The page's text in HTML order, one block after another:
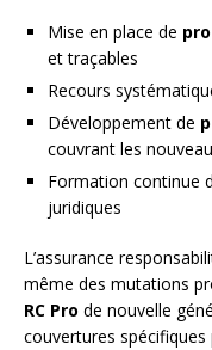
Mise en place de
et traçables
Recours
Développement de
couvrant les
Formation continue
juridiques
L’assurance
même des mutations
RC Pro de nouvelle
couvertures